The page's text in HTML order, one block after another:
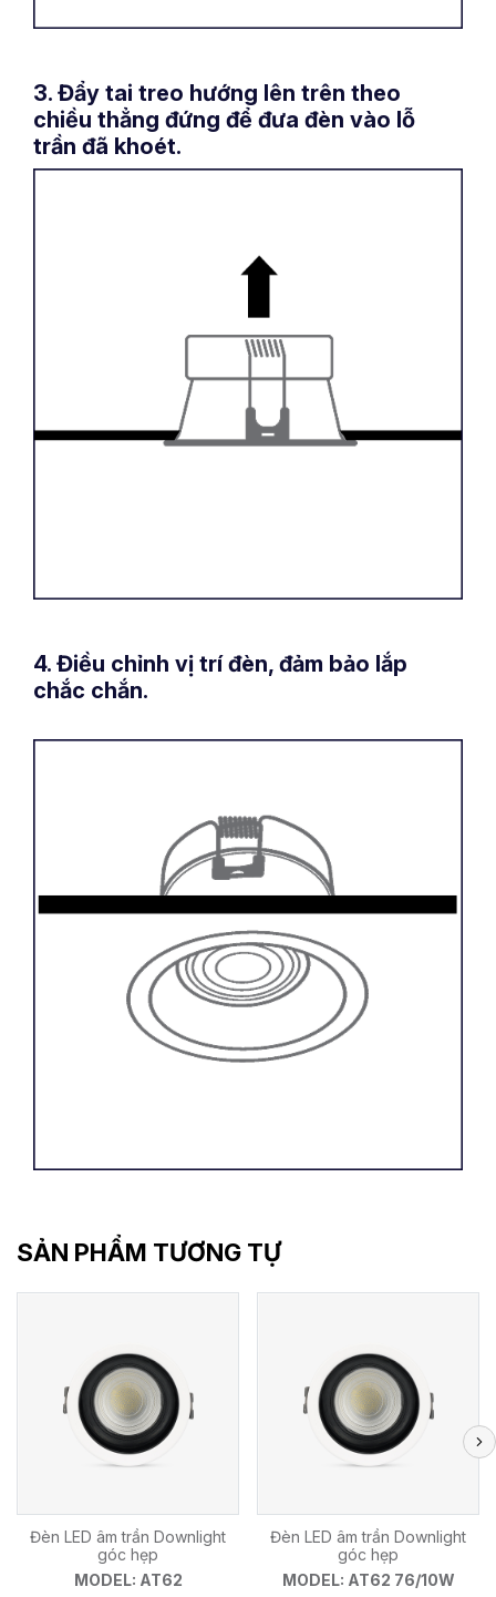
3. Đẩy tai treo hướng lên trên theo
chiều thẳng đứng để đưa đèn vào lỗ
trần đã khoét.
4. Điều chỉnh vị trí đèn, đảm bảo lắp
chắc chắn.
SẢN PHẨM TƯƠNG TỰ
Đèn LED âm trần Downlight
góc hẹp
MODEL: AT62
Đèn LED âm trần Downlight
góc hẹp
MODEL: AT62 76/10W